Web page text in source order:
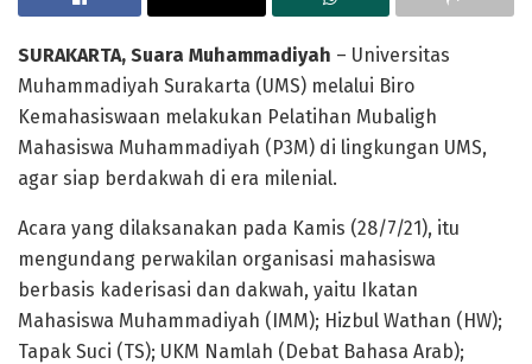
SURAKARTA, Suara Muhammadiyah – Universitas
Muhammadiyah Surakarta (UMS) melalui Biro
Kemahasiswaan melakukan Pelatihan Mubaligh
Mahasiswa Muhammadiyah (P3M) di lingkungan UMS,
agar siap berdakwah di era milenial.
Acara yang dilaksanakan pada Kamis (28/7/21), itu
mengundang perwakilan organisasi mahasiswa
berbasis kaderisasi dan dakwah, yaitu Ikatan
Mahasiswa Muhammadiyah (IMM); Hizbul Wathan (HW);
Tapak Suci (TS); UKM Namlah (Debat Bahasa Arab);